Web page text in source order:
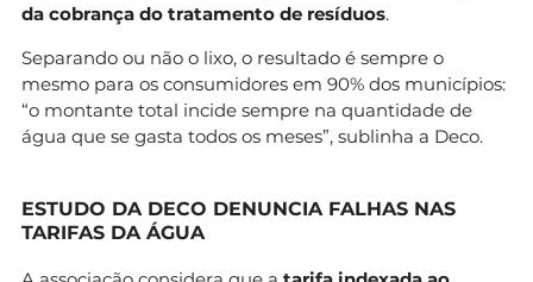
da cobrança do tratamento de resíduos.
Separando ou não o lixo, o resultado é sempre o
mesmo para os consumidores em 90% dos municípios:
“o montante total incide sempre na quantidade de
água que se gasta todos os meses”, sublinha a Deco.
ESTUDO DA DECO DENUNCIA FALHAS NAS
TARIFAS DA ÁGUA